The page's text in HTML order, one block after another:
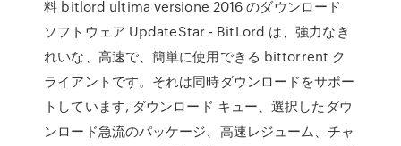
料 bitlord ultima versione 2016 のダウンロード
ソフトウェア UpdateStar - BitLord は、強力なき
れいな、高速で、簡単に使用できる bittorrent ク
ライアントです。それは同時ダウンロードをサポー
トしています, ダウンロード キュー、選択したダウ
ンロード急流のパッケージ、高速レジューム、チャ